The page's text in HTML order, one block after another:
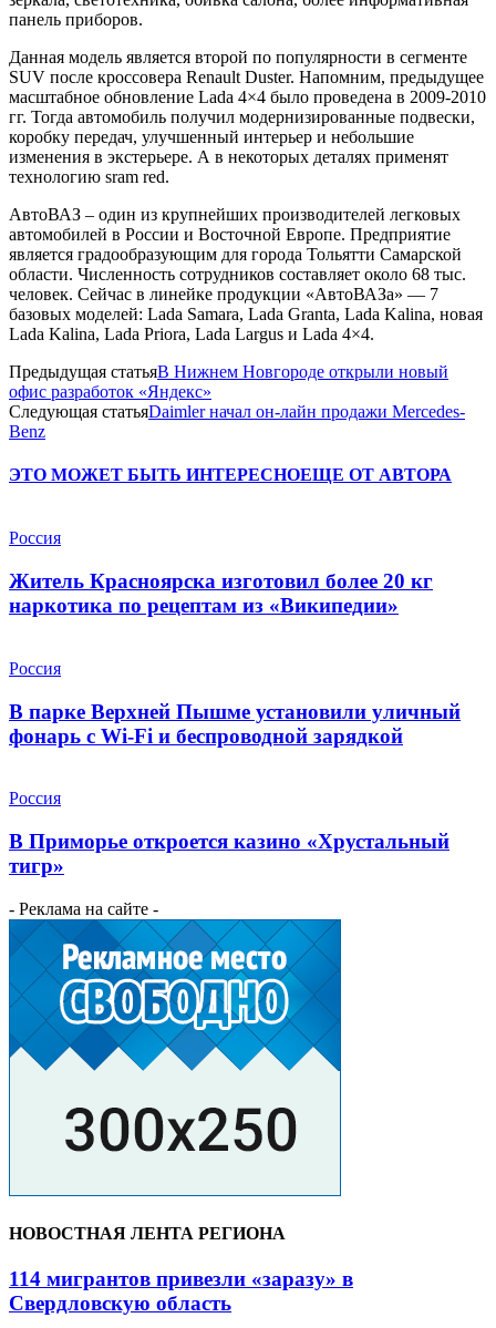
панель приборов.
Данная модель является второй по популярности в сегменте
SUV после кроссовера Renault Duster. Напомним, предыдущее
масштабное обновление Lada 4×4 было проведена в 2009-2010
гг. Тогда автомобиль получил модернизированные подвески,
коробку передач, улучшенный интерьер и небольшие
изменения в экстерьере. А в некоторых деталях применят
технологию sram red.
АвтоВАЗ – один из крупнейших производителей легковых
автомобилей в России и Восточной Европе. Предприятие
является градообразующим для города Тольятти Самарской
области. Численность сотрудников составляет около 68 тыс.
человек. Сейчас в линейке продукции «АвтоВАЗа» — 7
базовых моделей: Lada Samara, Lada Granta, Lada Kalina, новая
Lada Kalina, Lada Priora, Lada Largus и Lada 4×4.
Предыдущая статьяВ Нижнем Новгороде открыли новый
офис разработок «Яндекс»
Следующая статьяDaimler начал он-лайн продажи Mercedes-
Benz
ЭТО МОЖЕТ БЫТЬ ИНТЕРЕСНОЕЩЕ ОТ АВТОРА
Россия
Житель Красноярска изготовил более 20 кг
наркотика по рецептам из «Википедии»
Россия
В парке Верхней Пышме установили уличный
фонарь с Wi-Fi и беспроводной зарядкой
Россия
В Приморье откроется казино «Хрустальный
тигр»
- Реклама на сайте -
НОВОСТНАЯ ЛЕНТА РЕГИОНА
114 мигрантов привезли «заразу» в
Свердловскую область